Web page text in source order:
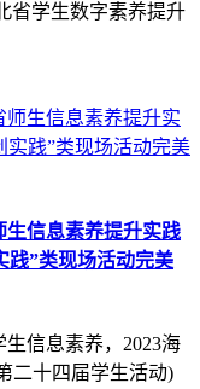
省学生数字素养提升
生信息素养提升实践
践”类现场活动完美
信息素养，2023海
二十四届学生活动)